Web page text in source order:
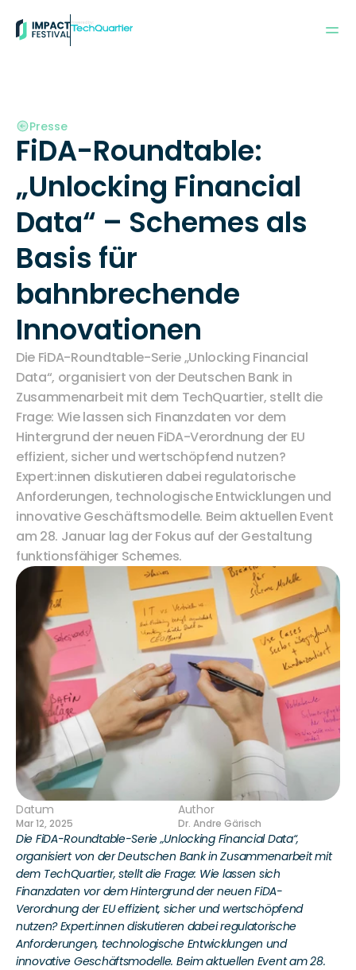
Powered by:
Presse
FiDA-Roundtable:
„Unlocking Financial
Data“ – Schemes als
Basis für
bahnbrechende
Innovationen
Die FiDA-Roundtable-Serie „Unlocking Financial
Data“, organisiert von der Deutschen Bank in
Zusammenarbeit mit dem TechQuartier, stellt die
Frage: Wie lassen sich Finanzdaten vor dem
Hintergrund der neuen FiDA-Verordnung der EU
effizient, sicher und wertschöpfend nutzen?
Expert:innen diskutieren dabei regulatorische
Anforderungen, technologische Entwicklungen und
innovative Geschäftsmodelle. Beim aktuellen Event
am 28. Januar lag der Fokus auf der Gestaltung
funktionsfähiger Schemes.
Datum
Mar 12, 2025
Author
Dr. Andre Gärisch
Die FiDA-Roundtable-Serie „Unlocking Financial Data“,
organisiert von der Deutschen Bank in Zusammenarbeit mit
dem TechQuartier, stellt die Frage: Wie lassen sich
Finanzdaten vor dem Hintergrund der neuen FiDA-
Verordnung der EU effizient, sicher und wertschöpfend
nutzen? Expert:innen diskutieren dabei regulatorische
Anforderungen, technologische Entwicklungen und
innovative Geschäftsmodelle. Beim aktuellen Event am 28.